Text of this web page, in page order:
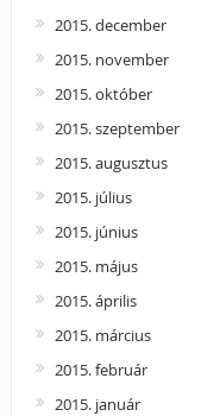
2015. december
2015. november
2015. október
2015. szeptember
2015. augusztus
2015. július
2015. június
2015. május
2015. április
2015. március
2015. február
2015. január